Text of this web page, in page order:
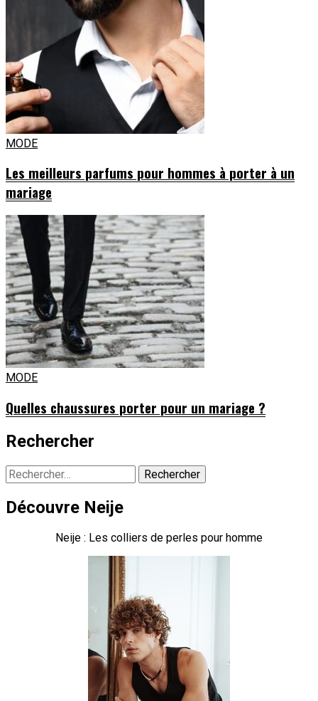
MODE
Les meilleurs parfums pour hommes à porter à un
mariage
MODE
Quelles chaussures porter pour un mariage ?
Rechercher
Rechercher :
Découvre Neije
Neije : Les colliers de perles pour homme